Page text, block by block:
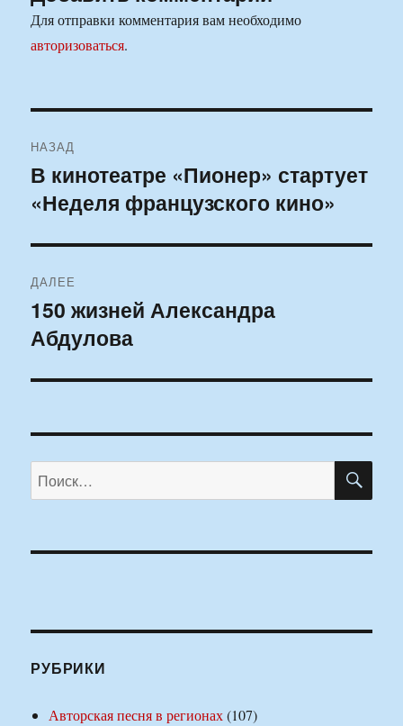
Для отправки комментария вам необходимо
авторизоваться.
по
записям
НАЗАД
Предыдущая
запись:
В кинотеатре «Пионер» стартует
«Неделя французского кино»
ДАЛЕЕ
Следующая
запись:
150 жизней Александра
Абдулова
Искать:
РУБРИКИ
Авторская песня в регионах(107)